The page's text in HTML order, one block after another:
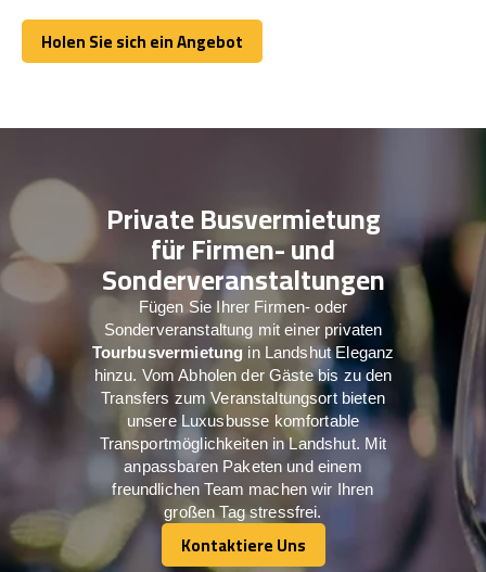
Holen Sie sich ein Angebot
Holen Sie sich ein Angebot
Private Busvermietung
für Firmen- und
Sonderveranstaltungen
Fügen Sie Ihrer Firmen- oder
Sonderveranstaltung mit einer privaten
Tourbusvermietung in Landshut Eleganz
hinzu. Vom Abholen der Gäste bis zu den
Transfers zum Veranstaltungsort bieten
unsere Luxusbusse komfortable
Transportmöglichkeiten in Landshut. Mit
anpassbaren Paketen und einem
freundlichen Team machen wir Ihren
großen Tag stressfrei.
Kontaktiere Uns
Kontaktiere Uns